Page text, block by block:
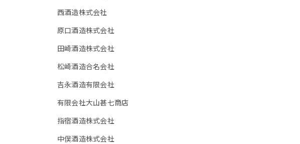
西酒造株式会社
原口酒造株式会社
田崎酒造株式会社
松崎酒造合名会社
吉永酒造有限会社
有限会社大山甚七商店
指宿酒造株式会社
中俣酒造株式会社